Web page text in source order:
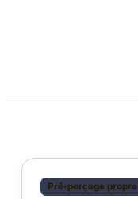
Pré-perçage propre